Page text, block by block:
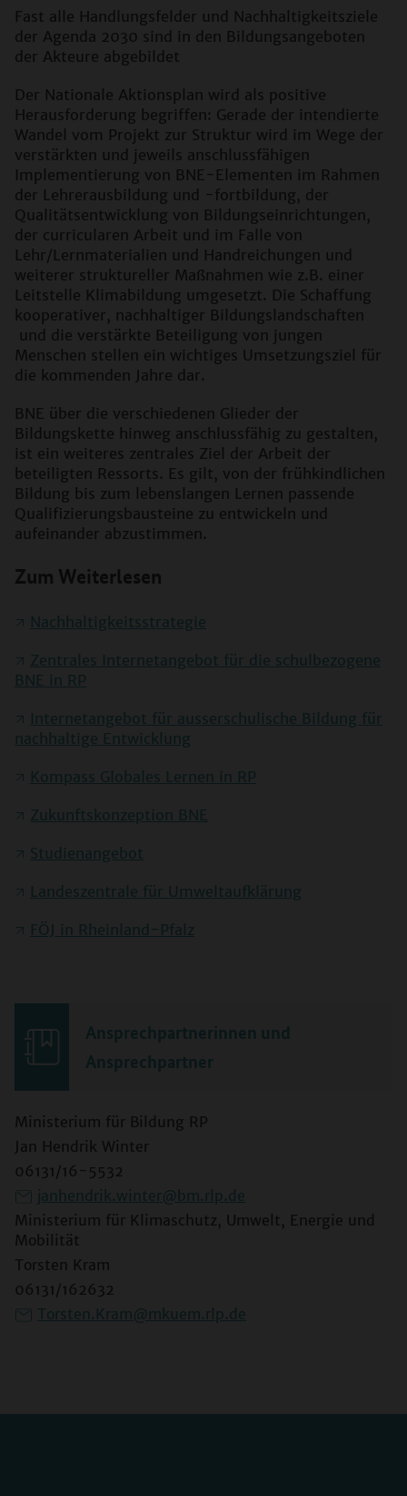
Fast alle Handlungsfelder und Nachhaltigkeitsziele
der Agenda 2030 sind in den Bildungsangeboten
der Akteure abgebildet
Der Nationale Aktionsplan wird als positive
Herausforderung begriffen: Gerade der intendierte
Wandel vom Projekt zur Struktur wird im Wege der
verstärkten und jeweils anschlussfähigen
Implementierung von BNE-Elementen im Rahmen
der Lehrerausbildung und -fortbildung, der
Qualitätsentwicklung von Bildungseinrichtungen,
der curricularen Arbeit und im Falle von
Lehr/Lernmaterialien und Handreichungen und
weiterer struktureller Maßnahmen wie z.B. einer
Leitstelle Klimabildung umgesetzt. Die Schaffung
kooperativer, nachhaltiger Bildungslandschaften
und die verstärkte Beteiligung von jungen
Menschen stellen ein wichtiges Umsetzungsziel für
die kommenden Jahre dar.
BNE über die verschiedenen Glieder der
Bildungskette hinweg anschlussfähig zu gestalten,
ist ein weiteres zentrales Ziel der Arbeit der
beteiligten Ressorts. Es gilt, von der frühkindlichen
Bildung bis zum lebenslangen Lernen passende
Qualifizierungsbausteine zu entwickeln und
aufeinander abzustimmen.
Zum Weiterlesen
Nachhaltigkeitsstrategie
Zentrales Internetangebot für die schulbezogene
BNE in RP
Internetangebot für ausserschulische Bildung für
nachhaltige Entwicklung
Kompass Globales Lernen in RP
Zukunftskonzeption BNE
Studienangebot
Landeszentrale für Umweltaufklärung
FÖJ in Rheinland-Pfalz
Ansprechpartnerinnen und
Ansprechpartner
Ministerium für Bildung RP
Jan Hendrik Winter
06131/16-5532
janhendrik.winter@bm.rlp.de
Ministerium für Klimaschutz, Umwelt, Energie und
Mobilität
Torsten Kram
06131/162632
Torsten.Kram@mkuem.rlp.de